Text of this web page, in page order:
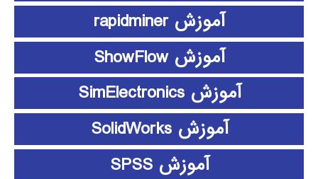
آموزش rapidminer
آموزش ShowFlow
آموزش SimElectronics
آموزش SolidWorks
آموزش SPSS